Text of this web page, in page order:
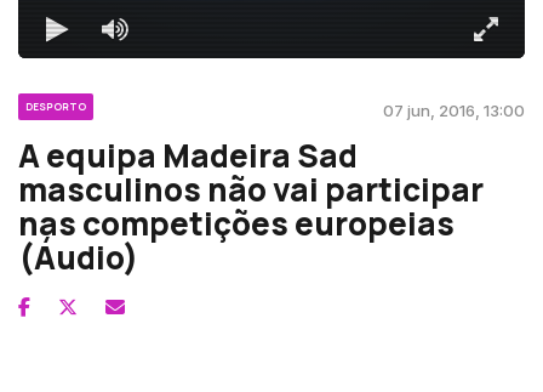
DESPORTO 07 jun, 2016, 13:00
A equipa Madeira Sad
masculinos não vai participar
nas competições europeias
(Áudio)